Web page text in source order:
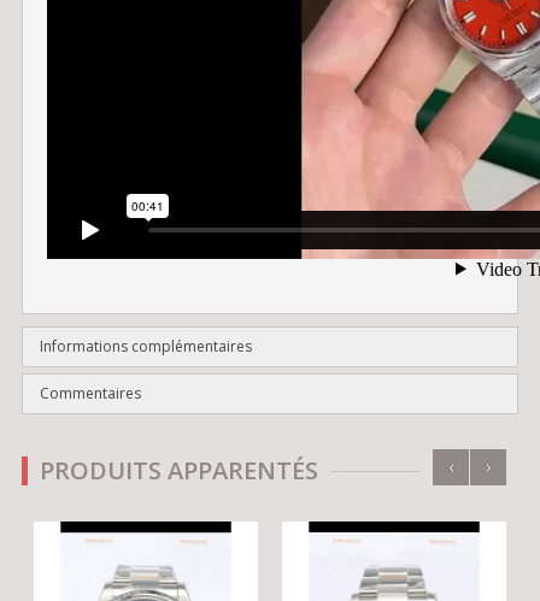
Informations complémentaires
Commentaires
PRODUITS APPARENTÉS ‹ ›